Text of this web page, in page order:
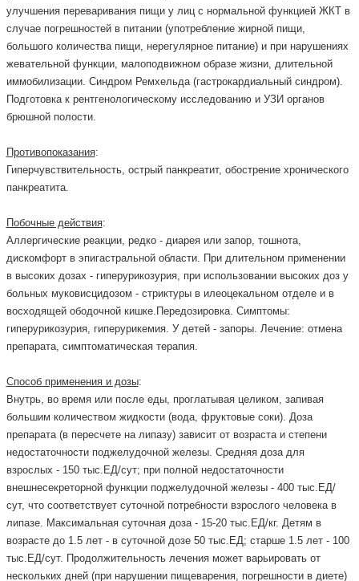
улучшения переваривания пищи у лиц с нормальной функцией ЖКТ в
случае погрешностей в питании (употребление жирной пищи,
большого количества пищи, нерегулярное питание) и при нарушениях
жевательной функции, малоподвижном образе жизни, длительной
иммобилизации. Синдром Ремхельда (гастрокардиальный синдром).
Подготовка к рентгенологическому исследованию и УЗИ органов
брюшной полости.
Противопоказания:
Гиперчувствительность, острый панкреатит, обострение хронического
панкреатита.
Побочные действия:
Аллергические реакции, редко - диарея или запор, тошнота,
дискомфорт в эпигастральной области. При длительном применении
в высоких дозах - гиперурикозурия, при использовании высоких доз у
больных муковисцидозом - стриктуры в илеоцекальном отделе и в
восходящей ободочной кишке.Передозировка. Симптомы:
гиперурикозурия, гиперурикемия. У детей - запоры. Лечение: отмена
препарата, симптоматическая терапия.
Способ применения и дозы:
Внутрь, во время или после еды, проглатывая целиком, запивая
большим количеством жидкости (вода, фруктовые соки). Доза
препарата (в пересчете на липазу) зависит от возраста и степени
недостаточности поджелудочной железы. Средняя доза для
взрослых - 150 тыс.ЕД/сут; при полной недостаточности
внешнесекреторной функции поджелудочной железы - 400 тыс.ЕД/
сут, что соответствует суточной потребности взрослого человека в
липазе. Максимальная суточная доза - 15-20 тыс.ЕД/кг. Детям в
возрасте до 1.5 лет - в суточной дозе 50 тыс.ЕД; старше 1.5 лет - 100
тыс.ЕД/сут. Продолжительность лечения может варьировать от
нескольких дней (при нарушении пищеварения, погрешности в диете)